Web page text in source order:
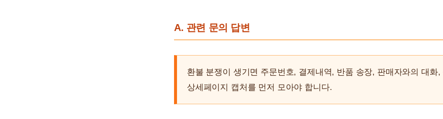
A. 관련 문의 답변
환불 분쟁이 생기면 주문번호, 결제내역, 반품 송장, 판매자와의 대화,
상세페이지 캡처를 먼저 모아야 합니다.